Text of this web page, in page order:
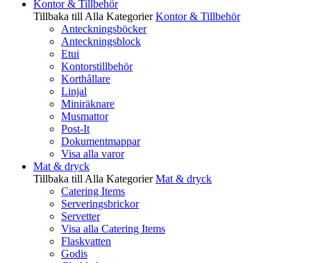
Kontor & Tillbehör
Tillbaka till Alla Kategorier Kontor & Tillbehör
Anteckningsböcker
Anteckningsblock
Etui
Kontorstillbehör
Korthållare
Linjal
Miniräknare
Musmattor
Post-It
Dokumentmappar
Visa alla varor
Mat & dryck
Tillbaka till Alla Kategorier Mat & dryck
Catering Items
Serveringsbrickor
Servetter
Visa alla Catering Items
Flaskvatten
Godis